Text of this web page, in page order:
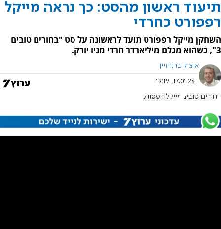
תיעוד ראשון מהסט: כך נראה מייקל
רפפורט כחרדי
השחקן מייקל רפפורט תועד לראשונה על סט "בחורים טובים
3", כשהוא מגלם מיליארדר חרדי מניו יורק.
איציק ברנדויין
17.01.26, 19:19
בחורים טובים מייקל רפפורט